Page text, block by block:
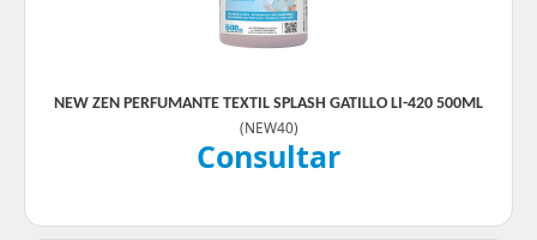
NEW ZEN PERFUMANTE TEXTIL SPLASH GATILLO LI-420 500ML
(NEW40)
Consultar